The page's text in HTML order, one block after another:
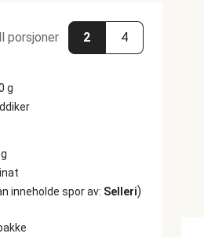
porsjoner 2 4
g
inneholde spor av: Selleri)